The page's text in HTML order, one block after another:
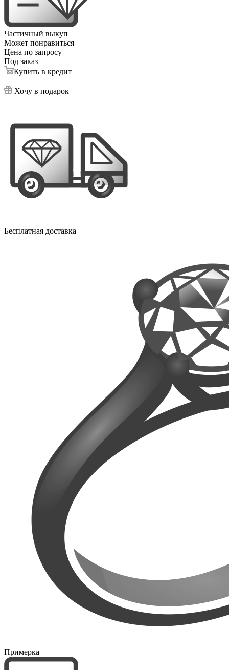
Частичный выкуп
Может понравиться
Цена по запросу
Под заказ
Купить в кредит
Хочу в подарок
Бесплатная доставка
Примерка